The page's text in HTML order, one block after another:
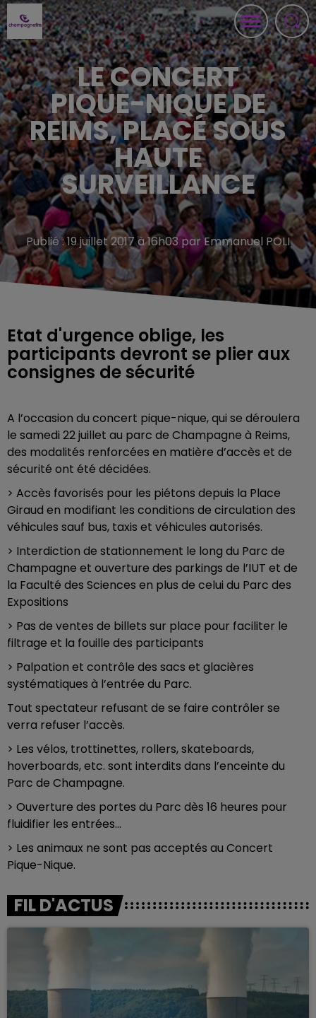
LE CONCERT
PIQUE-NIQUE DE
REIMS, PLACÉ SOUS
HAUTE
SURVEILLANCE
Publié : 19 juillet 2017 à 16h03 par Emmanuel POLI
Etat d'urgence oblige, les
participants devront se plier aux
consignes de sécurité
A l’occasion du concert pique-nique, qui se déroulera
le samedi 22 juillet au parc de Champagne à Reims,
des modalités renforcées en matière d’accès et de
sécurité ont été décidées.
> Accès favorisés pour les piétons depuis la Place
Giraud en modifiant les conditions de circulation des
véhicules sauf bus, taxis et véhicules autorisés.
> Interdiction de stationnement le long du Parc de
Champagne et ouverture des parkings de l’IUT et de
la Faculté des Sciences en plus de celui du Parc des
Expositions
> Pas de ventes de billets sur place pour faciliter le
filtrage et la fouille des participants
> Palpation et contrôle des sacs et glacières
systématiques à l’entrée du Parc.
Tout spectateur refusant de se faire contrôler se
verra refuser l’accès.
> Les vélos, trottinettes, rollers, skateboards,
hoverboards, etc. sont interdits dans l’enceinte du
Parc de Champagne.
> Ouverture des portes du Parc dès 16 heures pour
fluidifier les entrées…
> Les animaux ne sont pas acceptés au Concert
Pique-Nique.
FIL D'ACTUS